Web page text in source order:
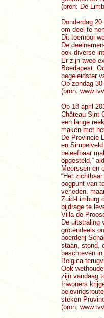
(bron: De
Donderdag
om deel te
Dit toernooi
De
ook diverse
Er zijn twee
Boedapest.
begeleidster
Op zondag
(bron:
Op 18 april
Château Sint
een lange
maken met
De Provincie
en
beleefbaar
opgesteld,”
Meerssen en
“Het
oogpunt van
verleden,
Zuid-Limburg
bijdrage te
Villa de
De uitstraling
grotendeels
boerderij
staan, stond,
beschreven
Belgica
Ook
zijn vandaag
Inwoners
steken
(bron: